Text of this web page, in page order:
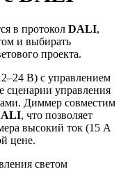
в протокол DALI,
и выбирать
проекта.
В) с управлением
сценарии управления
Диммер совместим
, что позволяет
высокий ток (15 А
цене.
светом